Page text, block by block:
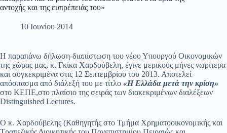
αντοχής και της ευπρέπειάς του»
10 Ιουνίου 2014
Η παραπάνω δήλωση-διαπίστωση του νέου Υπουργού Οικονομικών
της χώρας μας, κ. Γκίκα Χαρδούβελη, έγινε μερικούς μήνες νωρίτερα
και συγκεκριμένα στις 12 Σεπτεμβρίου του 2013. Αποτελεί
απόσπασμα από διάλεξή του με τίτλο «Η Ελλάδα μετά την κρίση»
στο ΚΕΠΕ,στο πλαίσιο της σειράς των διακεκριμένων διαλέξεων
Distinguished Lectures.
Ο κ. Χαρδούβελης (Καθηγητής στο Τμήμα Χρηματοοικονομικής και